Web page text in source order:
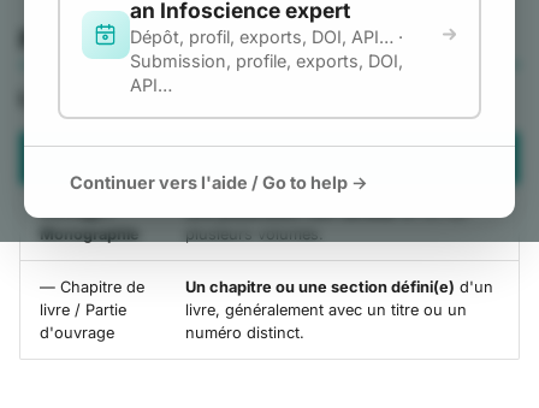
d
e
e
Rapports, documentation
et normes
Travaux étudiants
Dataset et autre produit
design
Matériaux pédagogiques
Brevet
Publication
Livres et chapitres de livres
Monographie
— Chapitre de
livre / Partie
d'ouvrage
Un chapitre ou une section défini(e) d'un
livre, généralement avec un titre ou un
numéro distinct.
an Infoscience expert
Dépôt, profil, exports, DOI, API… ·
Submission, profile, exports, DOI,
API…
Continuer vers l'aide / Go to help →